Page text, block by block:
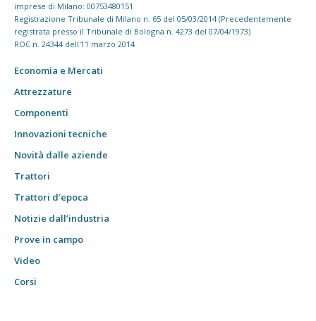
imprese di Milano: 00753480151
Registrazione Tribunale di Milano n. 65 del 05/03/2014 (Precedentemente
registrata presso il Tribunale di Bologna n. 4273 del 07/04/1973)
ROC n. 24344 dell'11 marzo 2014
Economia e Mercati
Attrezzature
Componenti
Innovazioni tecniche
Novità dalle aziende
Trattori
Trattori d’epoca
Notizie dall’industria
Prove in campo
Video
Corsi